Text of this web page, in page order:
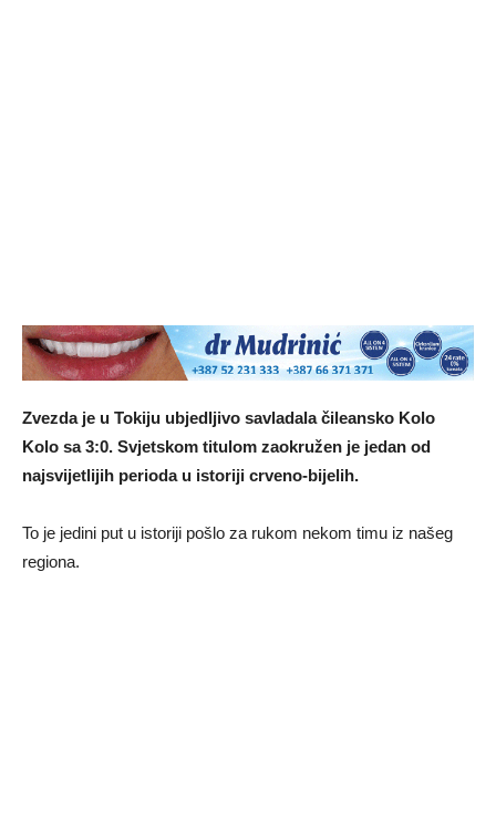
Zvezda je u Tokiju ubjedljivo savladala čileansko Kolo
Kolo sa 3:0. Svjetskom titulom zaokružen je jedan od
najsvijetlijih perioda u istoriji crveno-bijelih.
To je jedini put u istoriji pošlo za rukom nekom timu iz našeg
regiona.